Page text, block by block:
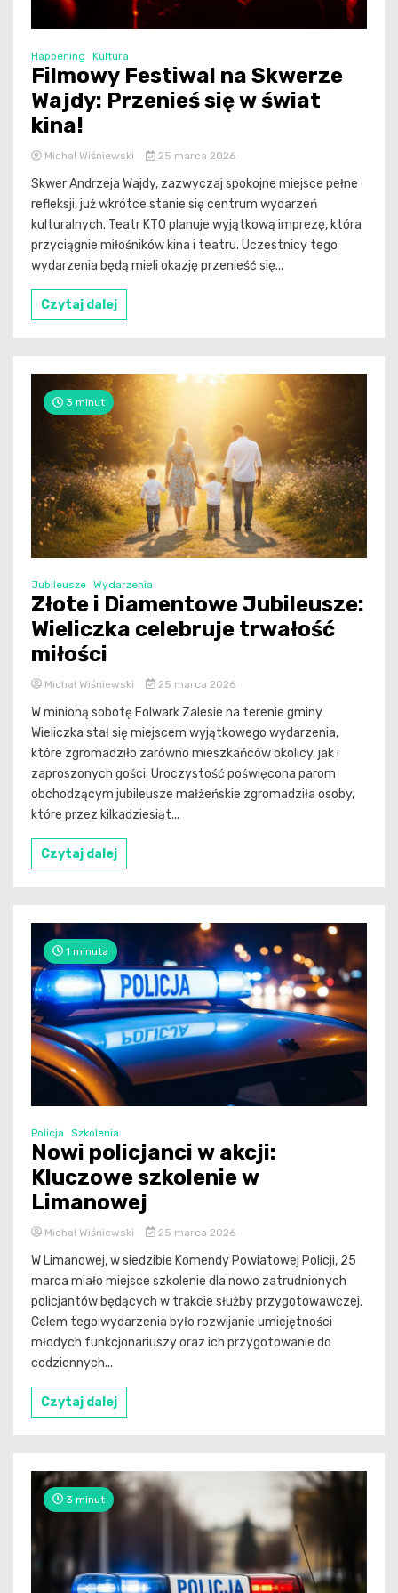
Happening Kultura
Filmowy Festiwal na Skwerze
Wajdy: Przenieś się w świat
kina!
Michał Wiśniewski 25 marca 2026
Skwer Andrzeja Wajdy, zazwyczaj spokojne miejsce pełne
refleksji, już wkrótce stanie się centrum wydarzeń
kulturalnych. Teatr KTO planuje wyjątkową imprezę, która
przyciągnie miłośników kina i teatru. Uczestnicy tego
wydarzenia będą mieli okazję przenieść się...
Czytaj dalej
3 minut
Jubileusze Wydarzenia
Złote i Diamentowe Jubileusze:
Wieliczka celebruje trwałość
miłości
Michał Wiśniewski 25 marca 2026
W minioną sobotę Folwark Zalesie na terenie gminy
Wieliczka stał się miejscem wyjątkowego wydarzenia,
które zgromadziło zarówno mieszkańców okolicy, jak i
zaproszonych gości. Uroczystość poświęcona parom
obchodzącym jubileusze małżeńskie zgromadziła osoby,
które przez kilkadziesiąt...
Czytaj dalej
1 minuta
Policja Szkolenia
Nowi policjanci w akcji:
Kluczowe szkolenie w
Limanowej
Michał Wiśniewski 25 marca 2026
W Limanowej, w siedzibie Komendy Powiatowej Policji, 25
marca miało miejsce szkolenie dla nowo zatrudnionych
policjantów będących w trakcie służby przygotowawczej.
Celem tego wydarzenia było rozwijanie umiejętności
młodych funkcjonariuszy oraz ich przygotowanie do
codziennych...
Czytaj dalej
3 minut